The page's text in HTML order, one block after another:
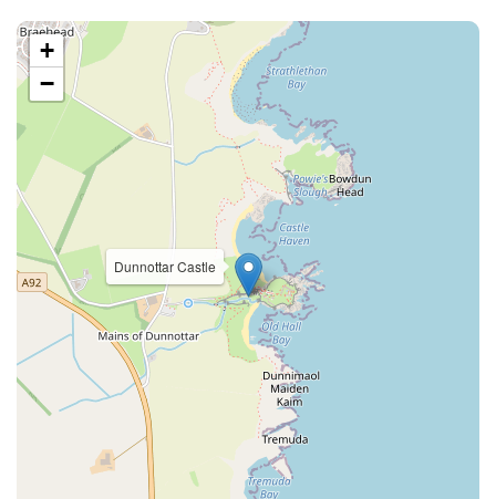
Dunnottar Castle
+
−